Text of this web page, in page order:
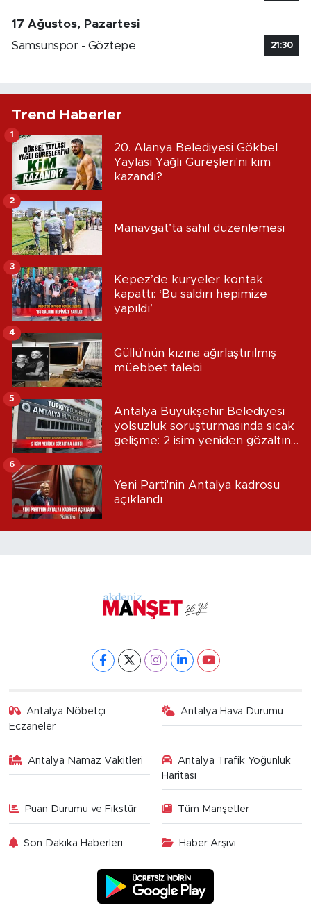
17 Ağustos, Pazartesi
Samsunspor - Göztepe
21:30
Trend Haberler
20. Alanya Belediyesi Gökbel
Yaylası Yağlı Güreşleri'ni kim
kazandı?
1
Manavgat’ta sahil düzenlemesi
2
Kepez’de kuryeler kontak
kapattı: ‘Bu saldırı hepimize
yapıldı’
3
Güllü'nün kızına ağırlaştırılmış
müebbet talebi
4
Antalya Büyükşehir Belediyesi
yolsuzluk soruşturmasında sıcak
gelişme: 2 isim yeniden gözaltına
5
Yeni Parti'nin Antalya kadrosu
açıklandı
6
Antalya Nöbetçi
Eczaneler
Antalya Hava Durumu
Antalya Namaz Vakitleri
Antalya Trafik Yoğunluk
Haritası
Puan Durumu ve Fikstür Tüm Manşetler
Son Dakika Haberleri Haber Arşivi